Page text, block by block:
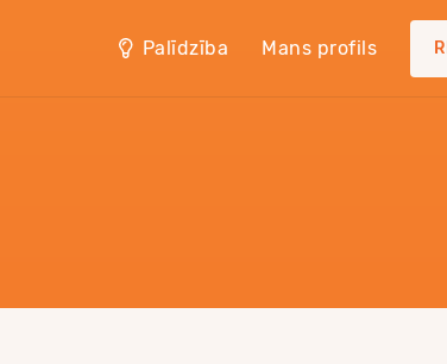
Palīdzība Mans profils